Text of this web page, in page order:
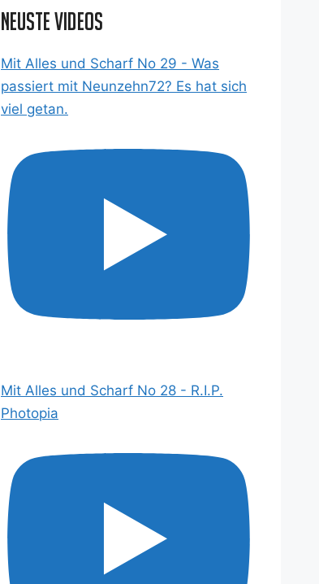
Neuste Videos
Mit Alles und Scharf No 29 - Was
passiert mit Neunzehn72? Es hat sich
viel getan.
Mit Alles und Scharf No 28 - R.I.P.
Photopia